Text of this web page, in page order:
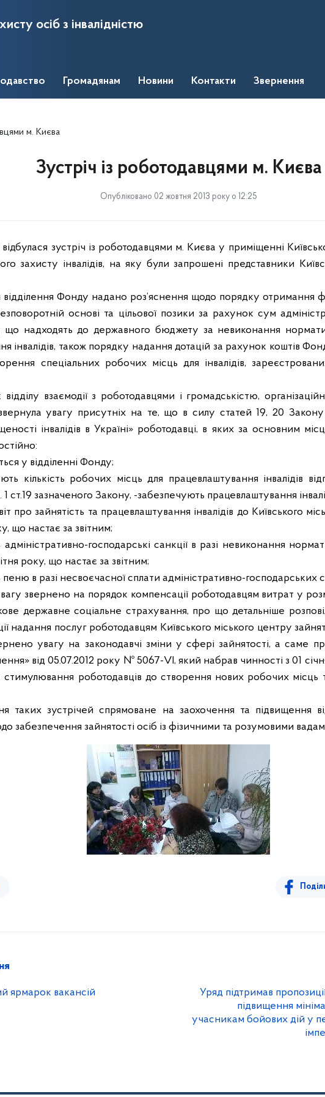
осіб з інвалідністю
Громадянам Новини Контакти Звернення
м. Києва
Зустріч із роботодавцями м. Києва
Опубліковано 02 жовтня 2013 року о 12:25
зустріч із роботодавцями м. Києва у приміщенні
захисту інвалідів, на яку були запрошені представники
відділення Фонду надано роз’яснення щодо порядку отримання
основі та цільової позики за рахунок сум
що надходять до державного бюджету за невиконання
інвалідів, також порядку надання дотацій за рахунок коштів
спеціальних робочих місць для інвалідів,
взаємодії з роботодавцями і громадськістю,
увагу присутніх на те, що в силу статей 19, 20
інвалідів в Україні» роботодавці, в яких за основним
у відділенні Фонду;
кількість робочих місць для працевлаштування інвалідів
1 ст.19 зазначеного Закону, -забезпечують працевлаштування
про зайнятість та працевлаштування інвалідів до Київського
що настає за звітним;
господарські санкції в разі невиконання
року, що настає за звітним;
в разі несвоєчасної сплати адміністративно-господарських
звернено на порядок компенсації роботодавцям витрат у
державне соціальне страхування, про що детальніше
надання послуг роботодавцям Київського міського центру
увагу на законодавчі зміни у сфері зайнятості, а саме
від 05.07.2012 року № 5067-VI, який набрав чинності з 01
роботодавців до створення нових робочих місць
таких зустрічей спрямоване на заохочення та підвищення
забезпечення зайнятості осіб із фізичними та розумовими
ярмарок вакансій
Уряд підтримав
підвищення
учасникам бойових дій у